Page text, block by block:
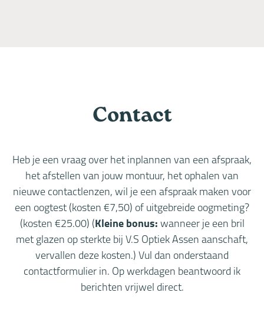
Contact
Heb je een vraag over het inplannen van een afspraak,
het afstellen van jouw montuur, het ophalen van
nieuwe contactlenzen, wil je een afspraak maken voor
een oogtest (kosten €7,50) of uitgebreide oogmeting?
(kosten €25.00) (Kleine bonus: wanneer je een bril
met glazen op sterkte bij V.S Optiek Assen aanschaft,
vervallen deze kosten.) Vul dan onderstaand
contactformulier in. Op werkdagen beantwoord ik
berichten vrijwel direct.